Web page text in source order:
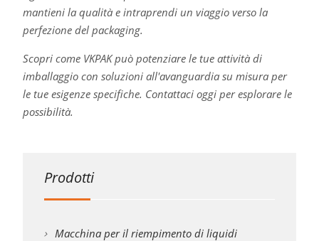
mantieni la qualità e intraprendi un viaggio verso la
perfezione del packaging.
Scopri come VKPAK può potenziare le tue attività di
imballaggio con soluzioni all'avanguardia su misura per
le tue esigenze specifiche. Contattaci oggi per esplorare le
possibilità.
Prodotti
Macchina per il riempimento di liquidi